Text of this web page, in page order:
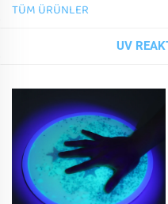
TÜM ÜRÜNLER
UV